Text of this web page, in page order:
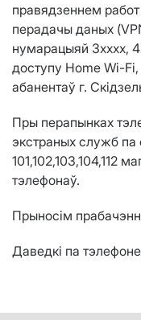
правядзеннем работ
перадачы даных
нумарацыяй 3хххх,
доступу Home Wi-Fi,
абанентаў г. Скідз
Пры перапынках
экстраных служб па
101,102,103,104,112
тэлефонаў.
Прыносім
Даведкі па